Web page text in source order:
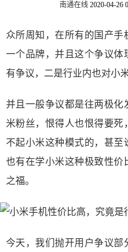
南通在线 2020-04-26
众所周知，在所有的国产手
一个品牌，并且这个争议体
有争议，二是行业内也对小
并且一般争议都是往两极化
米粉丝，恨得人也恨得要死
不起小米这种模式的，甚至
也有在学小米这种极致性价
之福。
今天，我们抛开用户争议部